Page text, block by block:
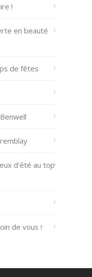
!
en beauté
de fêtes
d’été au top
de vous !